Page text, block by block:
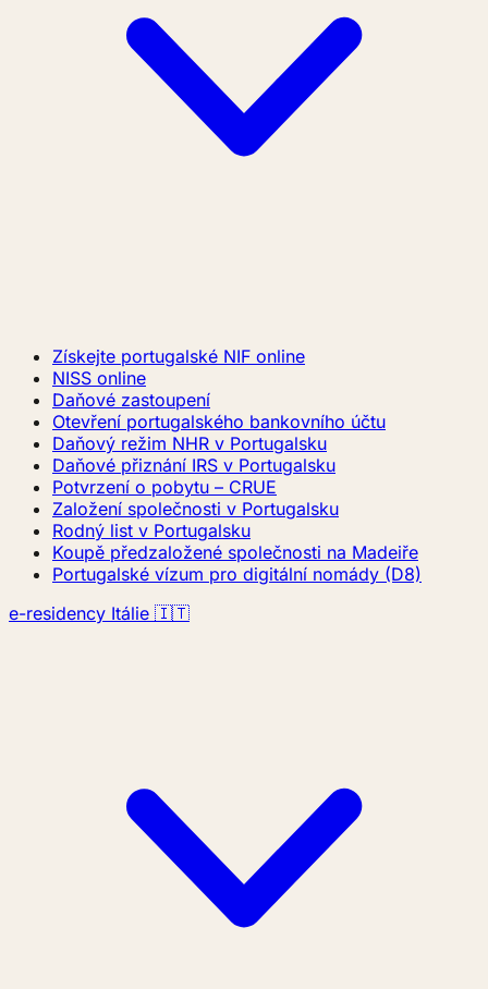
Získejte portugalské NIF online
NISS online
Daňové zastoupení
Otevření portugalského bankovního účtu
Daňový režim NHR v Portugalsku
Daňové přiznání IRS v Portugalsku
Potvrzení o pobytu – CRUE
Založení společnosti v Portugalsku
Rodný list v Portugalsku
Koupě předzaložené společnosti na Madeiře
Portugalské vízum pro digitální nomády (D8)
e-residency Itálie 🇮🇹